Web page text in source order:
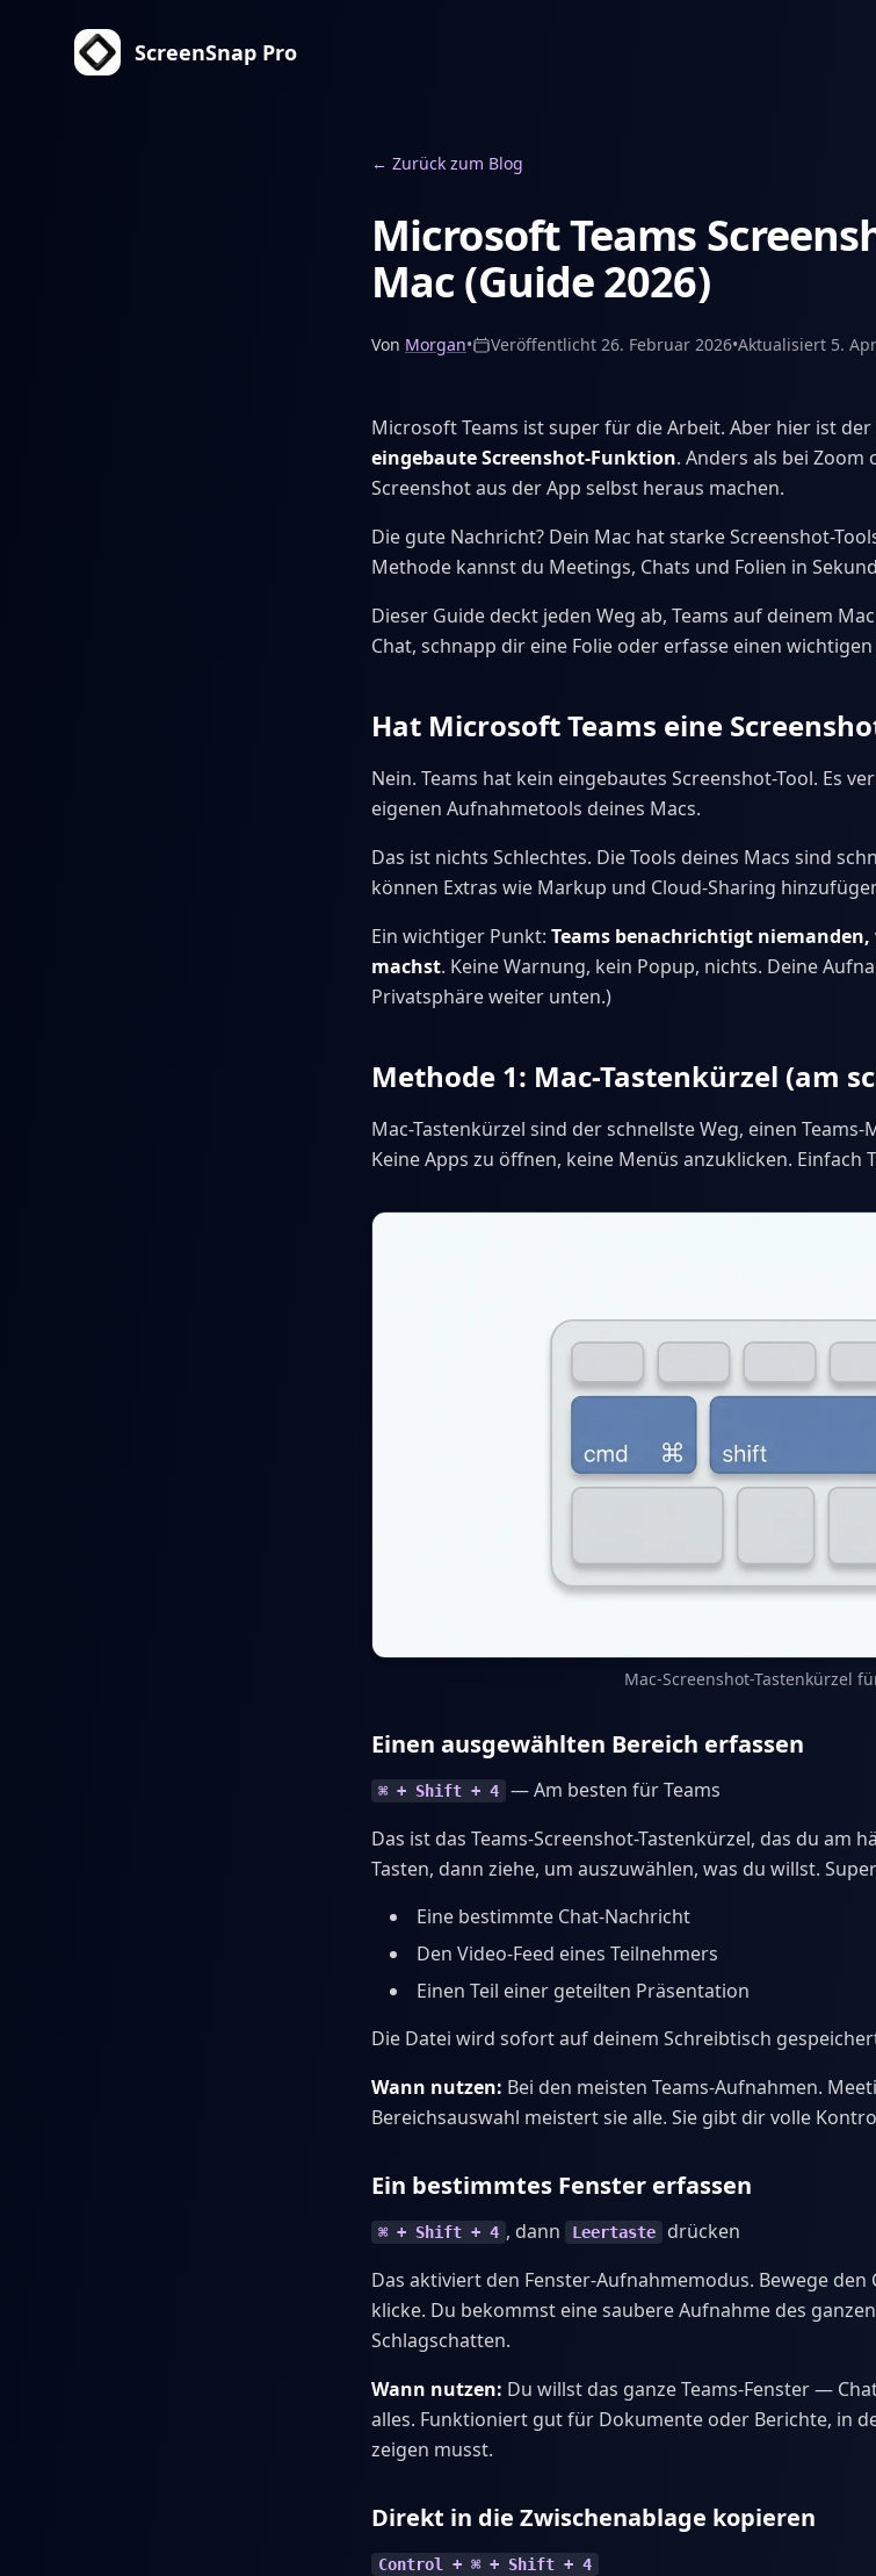
ScreenSnap Pro
← Zurück zum Blog
Microsoft Teams
Mac (Guide 2026)
Von Morgan• Veröffentlicht 26. Februar 2026•Aktualisiert 5.
Microsoft Teams ist super für die Arbeit. Aber hier ist der
eingebaute Screenshot-Funktion. Anders als bei Zoom
Screenshot aus der App selbst heraus machen.
Die gute Nachricht? Dein Mac hat starke Screenshot-
Methode kannst du Meetings, Chats und Folien in
Dieser Guide deckt jeden Weg ab, Teams auf deinem
Chat, schnapp dir eine Folie oder erfasse einen
Hat Microsoft Teams eine
Nein. Teams hat kein eingebautes Screenshot-Tool. Es
eigenen Aufnahmetools deines Macs.
Das ist nichts Schlechtes. Die Tools deines Macs sind
können Extras wie Markup und Cloud-Sharing
Ein wichtiger Punkt: Teams benachrichtigt
machst. Keine Warnung, kein Popup, nichts. Deine
Privatsphäre weiter unten.)
Methode 1: Mac-Tastenkürzel (am
Mac-Tastenkürzel sind der schnellste Weg, einen
Keine Apps zu öffnen, keine Menüs anzuklicken. Einfach
Mac-Screenshot-Tastenkürzel
Einen ausgewählten Bereich erfassen
⌘ + Shift + 4
— Am besten für Teams
Das ist das Teams-Screenshot-Tastenkürzel, das du am
Tasten, dann ziehe, um auszuwählen, was du willst.
Eine bestimmte Chat-Nachricht
Den Video-Feed eines Teilnehmers
Einen Teil einer geteilten Präsentation
Die Datei wird sofort auf deinem Schreibtisch
Wann nutzen: Bei den meisten Teams-Aufnahmen.
Bereichsauswahl meistert sie alle. Sie gibt dir volle
Ein bestimmtes Fenster erfassen
⌘ + Shift + 4 , dann Leertaste
drücken
Das aktiviert den Fenster-Aufnahmemodus. Bewege den
klicke. Du bekommst eine saubere Aufnahme des
Schlagschatten.
Wann nutzen: Du willst das ganze Teams-Fenster —
alles. Funktioniert gut für Dokumente oder Berichte, in
zeigen musst.
Direkt in die Zwischenablage kopieren
Control + ⌘ + Shift + 4